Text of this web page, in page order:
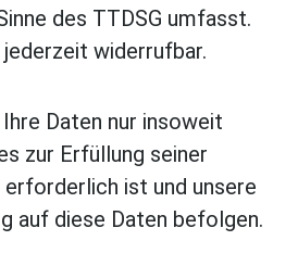
des TTDSG umfasst.
widerrufbar.
Daten nur insoweit
zur Erfüllung seiner
ist und unsere
auf diese Daten befolgen.